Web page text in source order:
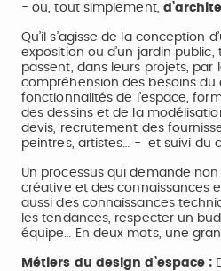
- ou, tout simplement,
Qu’il s’agisse de la conception
exposition ou d’un jardin
passent, dans leurs projets, par
compréhension des besoins du
fonctionnalités de l’espace,
des dessins et de la
devis, recrutement des
peintres, artistes… - et suivi du
Un processus qui demande
créative et des connaissances
aussi des connaissances
les tendances, respecter un
équipe… En deux mots, une
Métiers du design d’espace :